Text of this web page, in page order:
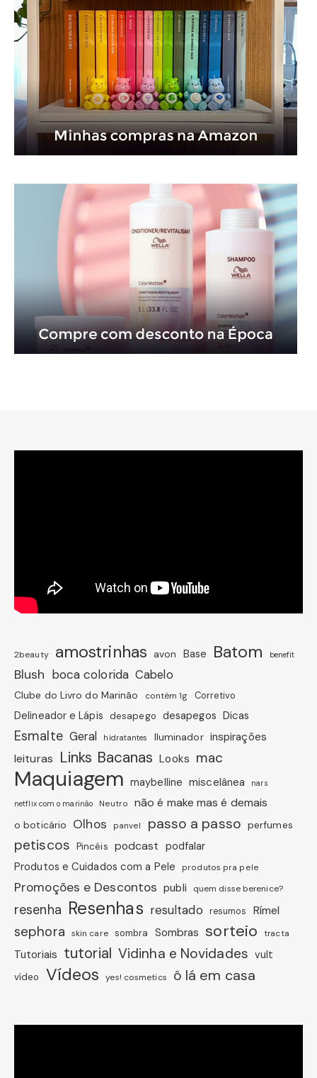
2beauty amostrinhas avon Base Batom benefit
Blush boca colorida Cabelo
Clube do Livro do Marinão contém 1g Corretivo
Delineador e Lápis desapego desapegos Dicas
Esmalte Geral hidratantes Iluminador inspirações
leituras Links Bacanas Looks mac
Maquiagem maybelline miscelânea nars
netflix com o marinão Neutro não é make mas é demais
o boticário Olhos panvel passo a passo perfumes
petiscos Pincéis podcast podfalar
Produtos e Cuidados com a Pele
produtos pra pele
Promoções e Descontos publi quem disse berenice?
resenha Resenhas resultado resumos Rímel
sephora skin care sombra Sombras sorteio tracta
Tutoriais tutorial Vidinha e Novidades vult
vídeo Vídeos yes! cosmetics ô lá em casa